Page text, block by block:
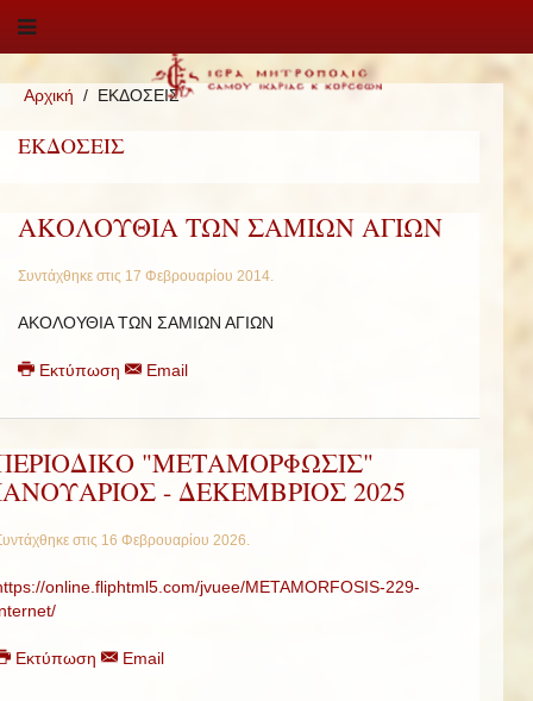
Αρχική ΕΚΔΟΣΕΙΣ
ΕΚΔΟΣΕΙΣ
ΑΚΟΛΟΥΘΙΑ ΤΩΝ ΣΑΜΙΩΝ ΑΓΙΩΝ
Συντάχθηκε στις 17 Φεβρουαρίου 2014.
ΑΚΟΛΟΥΘΙΑ ΤΩΝ ΣΑΜΙΩΝ ΑΓΙΩΝ
Εκτύπωση Email
"ΜΕΤΑΜΟΡΦΩΣΙΣ"
- ΔΕΚΕΜΒΡΙΟΣ 2025
στις 16 Φεβρουαρίου 2026.
online.fliphtml5.com/jvuee/METAMORFOSIS-229-
Εκτύπωση Email